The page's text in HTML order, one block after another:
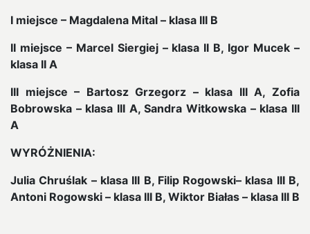
I miejsce – Magdalena Mital – klasa III B
II miejsce – Marcel Siergiej – klasa II B, Igor Mucek –
klasa II A
III miejsce – Bartosz Grzegorz – klasa III A, Zofia
Bobrowska – klasa III A, Sandra Witkowska – klasa III
A
WYRÓŻNIENIA:
Julia Chruślak – klasa III B, Filip Rogowski– klasa III B,
Antoni Rogowski – klasa III B, Wiktor Białas – klasa III B